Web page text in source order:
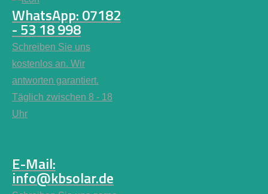
WhatsApp: 07182
- 53 18 998
Schreiben Sie uns
kostenlos an. Wir
antworten garantiert.
Täglich zwischen 8 - 18
Uhr
E-Mail:
info@kbsolar.de